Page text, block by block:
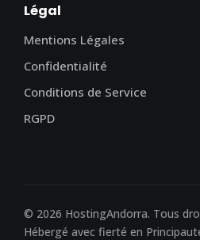
Légal
Mentions Légales
Confidentialité
Conditions de Service
RGPD
© 2026 HostingAndorra. Tous
Hébergé avec fierté en